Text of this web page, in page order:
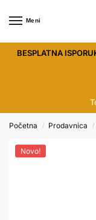
Meni
BESPLATNA
Početna / Prodavnica /
Novo!